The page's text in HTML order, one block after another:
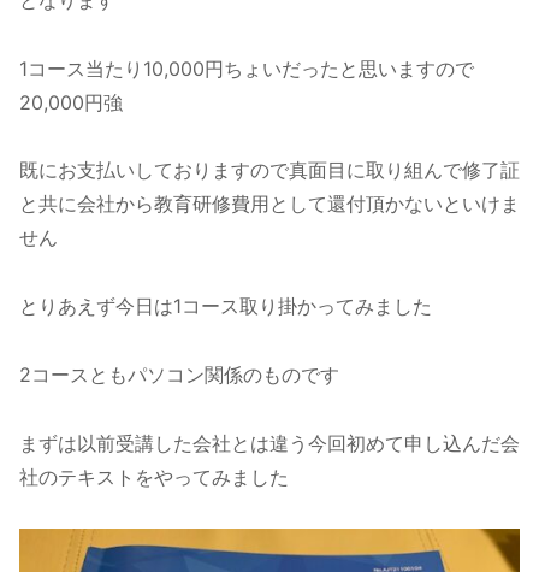
1コース当たり10,000円ちょいだったと思いますので
20,000円強
既にお支払いしておりますので真面目に取り組んで修了証
と共に会社から教育研修費用として還付頂かないといけま
せん
とりあえず今日は1コース取り掛かってみました
2コースともパソコン関係のものです
まずは以前受講した会社とは違う今回初めて申し込んだ会
社のテキストをやってみました